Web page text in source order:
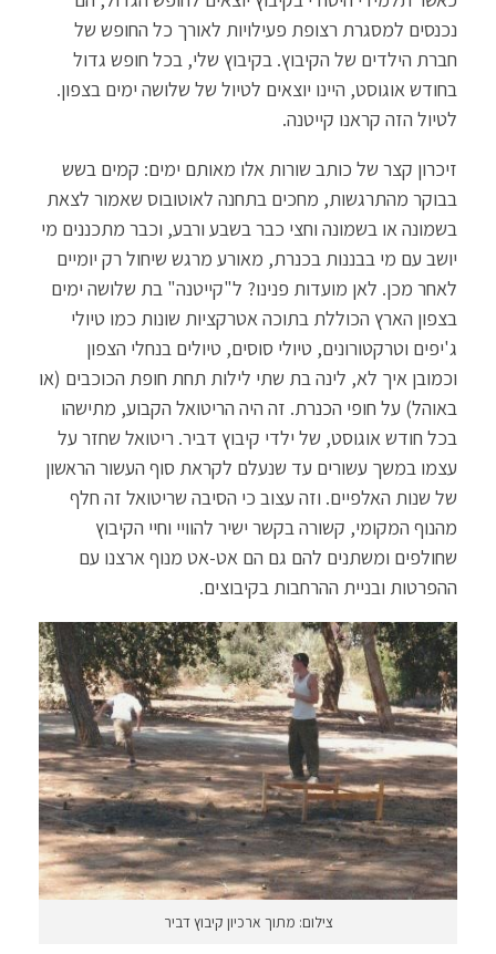
o
k
p
p
נכנסים למסגרת רצופת פעילויות לאורך כל החופש של
חברת הילדים של הקיבוץ. בקיבוץ שלי, בכל חופש גדול
בחודש אוגוסט, היינו יוצאים לטיול של שלושה ימים בצפון.
לטיול הזה קראנו קייטנה.
זיכרון קצר של כותב שורות אלו מאותם ימים: קמים בשש
בבוקר מהתרגשות, מחכים בתחנה לאוטובוס שאמור לצאת
בשמונה או בשמונה וחצי כבר בשבע ורבע, וכבר מתכננים מי
יושב עם מי בבננות בכנרת, מאורע מרגש שיחול רק יומיים
לאחר מכן. לאן מועדות פנינו? ל"קייטנה" בת שלושה ימים
בצפון הארץ הכוללת בתוכה אטרקציות שונות כמו טיולי
ג'יפים וטרקטורונים, טיולי סוסים, טיולים בנחלי הצפון
וכמובן איך לא, לינה בת שתי לילות תחת חופת הכוכבים (או
באוהל) על חופי הכנרת. זה היה הריטואל הקבוע, מתישהו
בכל חודש אוגוסט, של ילדי קיבוץ דביר. ריטואל שחזר על
עצמו במשך עשורים עד שנעלם לקראת סוף העשור הראשון
של שנות האלפיים. וזה עצוב כי הסיבה שריטואל זה חלף
מהנוף המקומי, קשורה בקשר ישיר להוויי וחיי הקיבוץ
שחולפים ומשתנים להם גם הם אט-אט מנוף ארצנו עם
ההפרטות ובניית ההרחבות בקיבוצים.
צילום: מתוך ארכיון קיבוץ דביר